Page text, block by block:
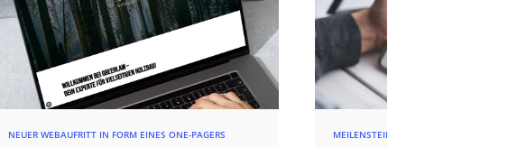
NEUER WEBAUFRITT IN FORM EINES ONE-PAGERS MEILENSTEIN